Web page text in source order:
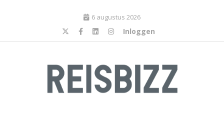
6 augustus 2026
Inloggen